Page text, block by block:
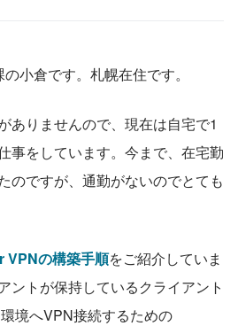
小倉です。札幌在住です。
ありませんので、現在は自宅で1
事をしています。今まで、在宅勤
のですが、通勤がないのでとても
VPNの構築手順をご紹介していま
ントが保持しているクライアント
境へVPN接続するための